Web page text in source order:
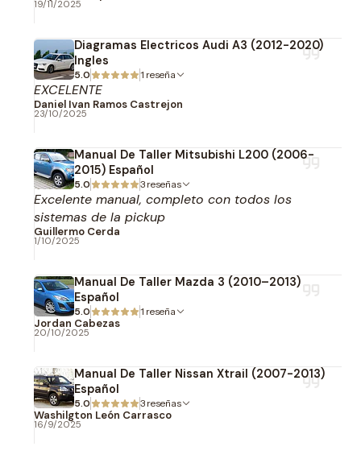
19/11/2025
Diagramas Electricos Audi A3 (2012-2020)
Ingles
5.0 1 reseña
EXCELENTE
Daniel Ivan Ramos Castrejon
23/10/2025
Manual De Taller Mitsubishi L200 (2006-
2015) Español
5.0 3 reseñas
Excelente manual, completo con todos los
sistemas de la pickup
Guillermo Cerda
1/10/2025
Manual De Taller Mazda 3 (2010–2013)
Español
5.0 1 reseña
Jordan Cabezas
20/10/2025
Manual De Taller Nissan Xtrail (2007-2013)
Español
5.0 3 reseñas
Washilgton León Carrasco
16/9/2025